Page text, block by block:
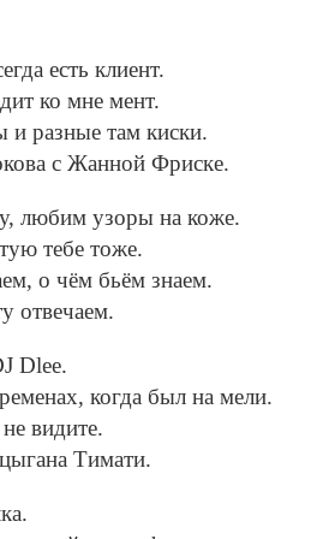
есть клиент.
ко мне мент.
и разные там киски.
с Жанной Фриске.
любим узоры на коже.
тебе тоже.
о чём бьём знаем.
отвечаем.
Dlee.
когда был на мели.
видите.
Тимати.